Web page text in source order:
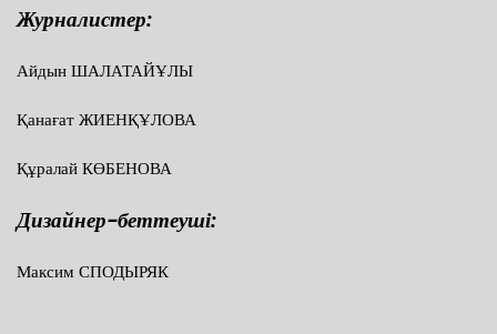
Журналистер:
Айдын ШАЛАТАЙҰЛЫ
Қанағат ЖИЕНҚҰЛОВА
Құралай КӨБЕНОВА
Дизайнер-беттеуші:
Максим СПОДЫРЯК